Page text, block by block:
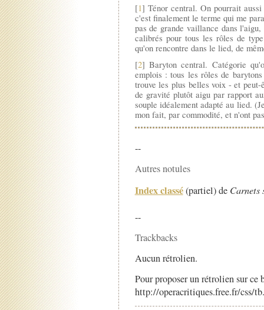
[1] Ténor central. On pourrait
c'est finalement le terme qui me
pas de grande vaillance dans
calibrés pour tous les rôles de
qu'on rencontre dans le lied, de
[2] Baryton central. Catégorie
emplois : tous les rôles de
trouve les plus belles voix - et
de gravité plutôt aigu par rapport
souple idéalement adapté au lied.
mon fait, par commodité, et n'ont
--
Autres notules
Index classé(partiel) de Carnets
--
Trackbacks
Aucun rétrolien.
Pour proposer un rétrolien sur
http://operacritiques.free.fr/css/